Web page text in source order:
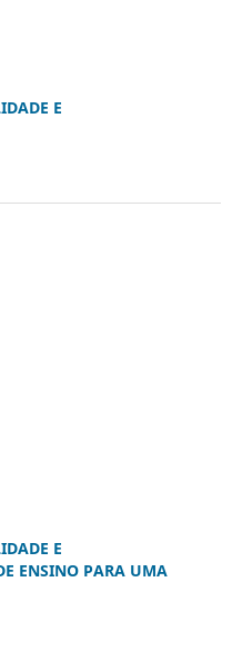
E
E
ENSINO PARA UMA